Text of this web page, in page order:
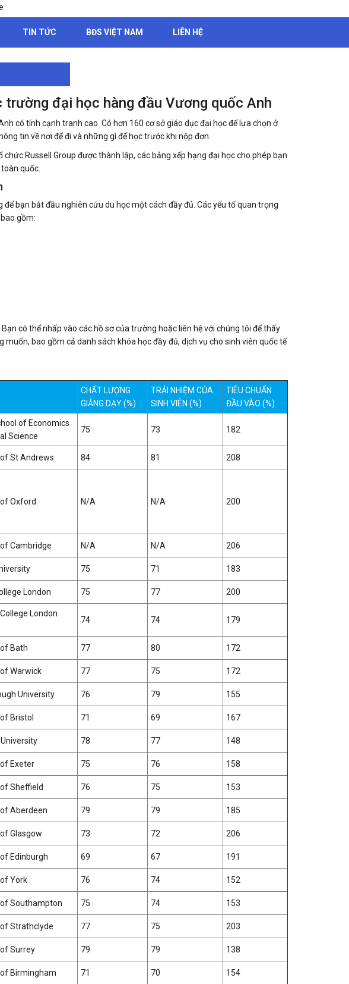
TIN TỨC BĐS VIỆT NAM LIÊN HỆ
trường đại học hàng đầu Vương quốc Anh
có tính cạnh tranh cao. Có hơn 160 cơ sở giáo dục đại học để lựa chọn ở
tin về nơi để đi và những gì để học trước khi nộp đơn.
Russell Group được thành lập, các bảng xếp hạng đại học cho phép bạn
quốc.
bạn bắt đầu nghiên cứu du học một cách đầy đủ. Các yếu tố quan trọng
gồm:
có thể nhấp vào các hồ sơ của trường hoặc liên hệ với chúng tôi để thấy
bao gồm cả danh sách khóa học đầy đủ, dịch vụ cho sinh viên quốc tế
CHẤT LƯỢNG
GIẢNG DẠY (%)
TRẢI NHIỆM CỦA
SINH VIÊN (%)
TIÊU CHUẨN
ĐẦU VÀO (%)
of Economics
Science
75 73 182
St Andrews 84 81 208
Oxford N/A N/A 200
Cambridge N/A N/A 206
75 71 183
London 75 77 200
London
74 74 179
Bath 77 80 172
Warwick 77 75 172
University 76 79 155
Bristol 71 69 167
78 77 148
Exeter 75 76 158
Sheffield 76 75 153
Aberdeen 79 79 185
Glasgow 73 72 206
Edinburgh 69 67 191
York 76 74 152
Southampton 75 74 153
Strathclyde 77 75 203
Surrey 79 79 138
Birmingham 71 70 154